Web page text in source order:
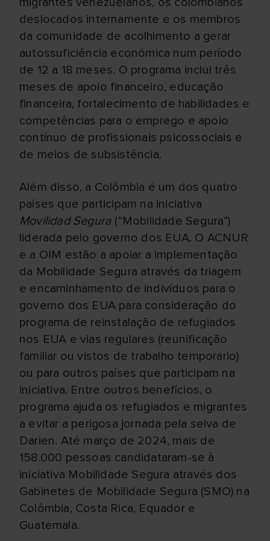
deslocados internamente e os membros
da comunidade de acolhimento a gerar
autossuficiência económica num período
de 12 a 18 meses. O programa inclui três
meses de apoio financeiro, educação
financeira, fortalecimento de habilidades e
competências para o emprego e apoio
contínuo de profissionais psicossociais e
de meios de subsistência.
Além disso, a Colômbia é um dos quatro
países que participam na iniciativa
Movilidad Segura (“Mobilidade Segura”)
liderada pelo governo dos EUA. O ACNUR
e a OIM estão a apoiar a implementação
da Mobilidade Segura através da triagem
e encaminhamento de indivíduos para o
governo dos EUA para consideração do
programa de reinstalação de refugiados
nos EUA e vias regulares (reunificação
familiar ou vistos de trabalho temporário)
ou para outros países que participam na
iniciativa. Entre outros benefícios, o
programa ajuda os refugiados e migrantes
a evitar a perigosa jornada pela selva de
Darien. Até março de 2024, mais de
158.000 pessoas candidataram-se à
iniciativa Mobilidade Segura através dos
Gabinetes de Mobilidade Segura (SMO) na
Colômbia, Costa Rica, Equador e
Guatemala.